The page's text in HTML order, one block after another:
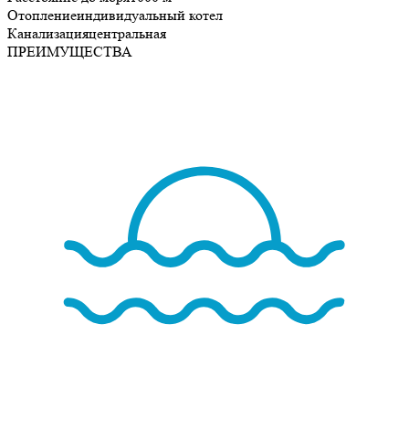
Отоплениеиндивидуальный котел
Канализацияцентральная
ПРЕИМУЩЕСТВА